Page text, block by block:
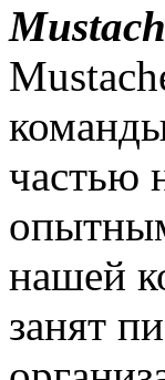
частью
нашей
занят